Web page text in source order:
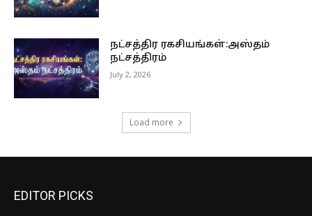
நட்சத்திர ரகசியங்கள்:அஸ்தம்
நட்சத்திரம்
July 2, 2026
Load more
EDITOR PICKS